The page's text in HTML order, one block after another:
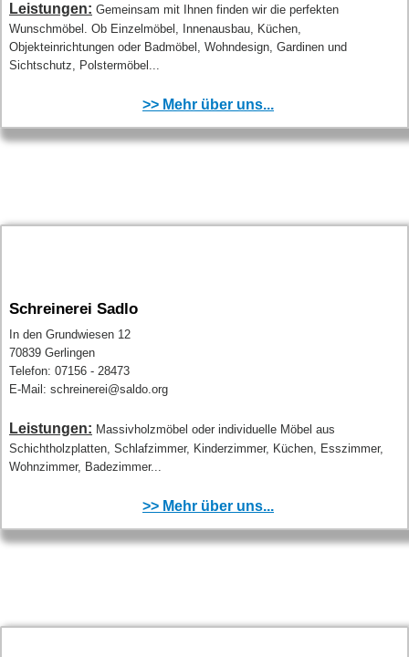
Leistungen: Gemeinsam mit Ihnen finden wir die perfekten
Wunschmöbel. Ob Einzelmöbel, Innenausbau, Küchen,
Objekteinrichtungen oder Badmöbel, Wohndesign, Gardinen und
Sichtschutz, Polstermöbel...
>> Mehr über uns...
Schreinerei Sadlo
In den Grundwiesen 12
70839 Gerlingen
Telefon: 07156 - 28473
E-Mail: schreinerei@saldo.org
Leistungen: Massivholzmöbel oder individuelle Möbel aus
Schichtholzplatten, Schlafzimmer, Kinderzimmer, Küchen, Esszimmer,
Wohnzimmer, Badezimmer...
>> Mehr über uns...